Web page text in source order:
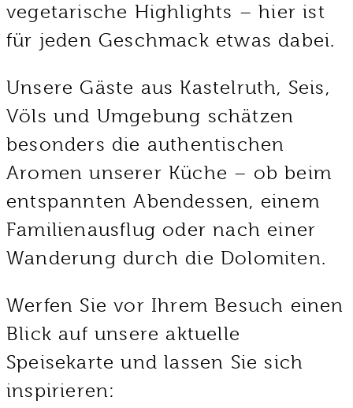
vegetarische Highlights – hier ist
für jeden Geschmack etwas dabei.
Unsere Gäste aus Kastelruth, Seis,
Völs und Umgebung schätzen
besonders die authentischen
Aromen unserer Küche – ob beim
entspannten Abendessen, einem
Familienausflug oder nach einer
Wanderung durch die Dolomiten.
Werfen Sie vor Ihrem Besuch einen
Blick auf unsere aktuelle
Speisekarte und lassen Sie sich
inspirieren: